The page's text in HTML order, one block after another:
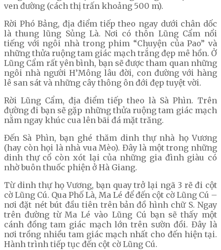
ven đường (cách thị trấn khoảng 500 m).
Rời Phó Bảng, địa điểm tiếp theo ngay dưới chân dốc
là thung lũng Sủng Là. Nơi có thôn Lũng Cẩm nổi
tiếng với ngôi nhà trong phim “Chuyện của Pao” và
những thửa ruộng tam giác mạch trắng đẹp mê hồn. Ở
Lũng Cẩm rất yên bình, bạn sẽ được tham quan những
ngôi nhà người H’Mông lâu đời, con đường với hàng
lê san sát và những cây thông ôn đới đẹp tuyệt vời.
Rời Lũng Cẩm, địa điểm tiếp theo là Sà Phìn. Trên
đường đi bạn sẽ gặp những thửa ruộng tam giác mạch
nằm ngay khúc cua lên bãi đá mặt trăng.
Đến Sà Phìn, bạn ghé thăm dinh thự nhà họ Vương
(hay còn họi là nhà vua Mèo). Đây là một trong những
dinh thự cổ còn xót lại của những gia đình giàu có
nhờ buôn thuốc phiện ở Hà Giang.
Từ dinh thự họ Vương, bạn quay trở lại ngã 3 rẽ đi cột
cờ Lũng Cú. Qua Phố Là, Ma Lé để đến cột cờ Lũng Cú –
nơi đặt nét bút đầu tiên trên bản đồ hình chữ S. Ngay
trên đường từ Ma Lé vào Lũng Cú bạn sẽ thấy một
cánh đồng tam giác mạch lớn trên sườn đồi. Đây là
nơi trồng nhiều tam giác mạch nhất cho đến hiện tại.
Hành trình tiếp tục đến cột cờ Lũng Cú.